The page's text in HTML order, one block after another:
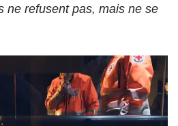
ne refusent pas, mais ne se